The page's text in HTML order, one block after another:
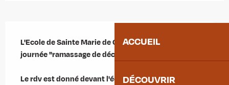
ACCUEIL
DÉCOUVRIR
L'Ecole de Sainte Marie de Cuines organise une
journée "ramassage de déchets".
Le rdv est donné devant l'école.